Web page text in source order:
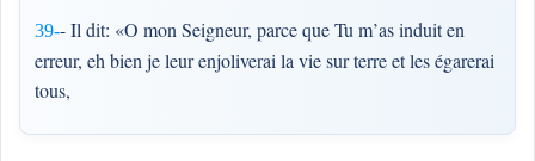
39-- Il dit: «O mon Seigneur, parce que Tu m’as induit en
erreur, eh bien je leur enjoliverai la vie sur terre et les égarerai
tous,